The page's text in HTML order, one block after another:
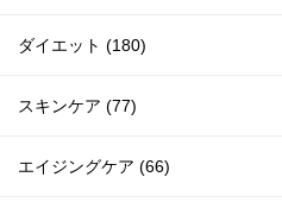
ダイエット (180)
スキンケア (77)
エイジングケア (66)